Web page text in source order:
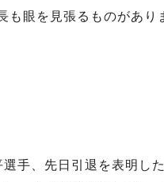
眼を見張るものがあり
手、先日引退を表明し